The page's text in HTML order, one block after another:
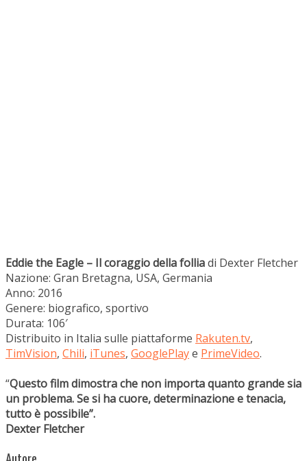
Eddie the Eagle – Il coraggio della folliadi Dexter Fletcher
Nazione: Gran Bretagna, USA, Germania
Anno: 2016
Genere: biografico, sportivo
Durata: 106′
Distribuito in Italia sulle piattaforme Rakuten.tv,
TimVision, Chili, iTunes, GooglePlaye PrimeVideo.
“Questo film dimostra che non importa quanto grande sia
un problema. Se si ha cuore, determinazione e tenacia,
tutto è possibile”.
Dexter Fletcher